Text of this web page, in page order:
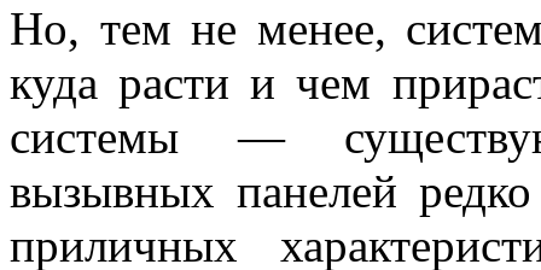
Но, тем не менее,
куда расти и чем
системы —
вызывных панелей
приличных